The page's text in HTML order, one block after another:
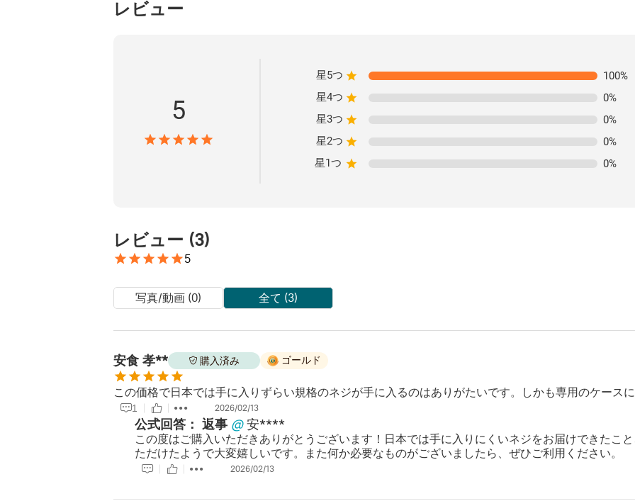
レビュー
5
星5つ 100%
星4つ
0%
星3つ
0%
星2つ
0%
星1つ
0%
レビュー (3)
5
写真/動画 (0) 全て (3)
安食 孝** 購入済み ゴールド
この価格で日本では手に入りずらい規格のネジが手に入るのはありがたいです。しかも専用のケース
1 2026/02/13
公式回答： 返事 @ 安****
この度はご購入いただきありがとうございます！日本では手に入りにくいネジをお届けできたこ
ただけたようで大変嬉しいです。また何か必要なものがございましたら、ぜひご利用ください。
2026/02/13